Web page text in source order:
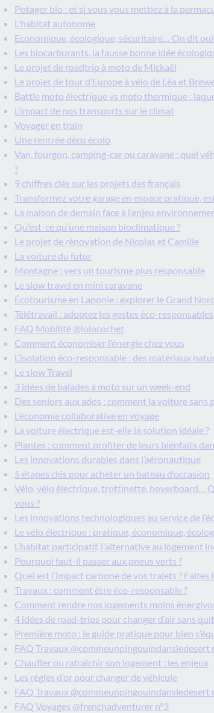
Potager bio : et si vous vous mettiez à la
L'habitat autonome
Economique, écologique, sécuritaire… On dit oui
Les biocarburants, la fausse bonne idée
Le projet de roadtrip à moto de Mickaël
Le projet de tour d’Europe à vélo de Léa et
Battle moto électrique vs moto thermique :
L’impact de nos transports sur le climat
Voyager en train
Une rentrée déco écolo
Van, fourgon, camping-car ou caravane : quel
?
9 chiffres clés sur les projets des français
Transformez votre garage en espace pratique,
La maison de demain face à l’enjeu
Qu’est-ce qu’une maison bioclimatique ?
Le projet de rénovation de Nicolas et Camille
La voiture du futur
Montagne : vers un tourisme plus responsable
Le slow travel en mini caravane
Écotourisme en Laponie : explorer le Grand
Télétravail : adoptez les gestes éco-responsables
FAQ Mobilité @lolocochet
Comment économiser l’énergie chez vous
L’isolation éco-responsable : des matériaux
Le slow Travel
3 idées de balades à moto sur un week-end
Des seniors aux ados : comment la voiture sans
L’économie collaborative en voyage
La voiture électrique est-elle la solution idéale ?
Plantes : comment profiter de leurs bienfaits
Les innovations durables dans l’aéronautique
5 étapes clés pour acheter un bateau d’occasion
Vélo, vélo électrique, trottinette, hoverboard…
vous ?
Les innovations technologiques au service de
Le vélo électrique : pratique, économique,
L’habitat participatif, l'alternative au logement
Pourquoi faut-il passer aux pneus verts ?
Quel est l’impact carbone de vos trajets ? Faites
Travaux : comment être éco-responsable ?
Comment rendre nos logements moins
4 idées de road-trips pour changer d’air sans
Première moto : le guide pratique pour bien
FAQ Travaux @commeunpingouindansledesert
Chauffer ou rafraîchir son logement : les enjeux
Les règles d’or pour changer de véhicule
FAQ Travaux @commeunpingouindansledesert
FAQ Voyages @frenchadventurer n°3